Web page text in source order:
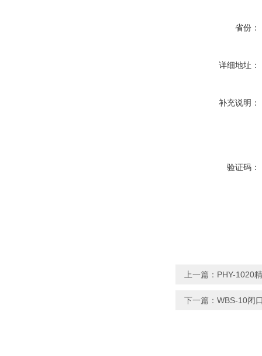
省份：
详细地址：
补充说明：
验证码：
上一篇： PHY-1020
下一篇： WBS-10闭